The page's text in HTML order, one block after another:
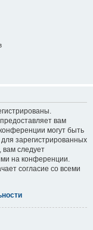
вам
могут быть
зарегистрированных
вам следует
на конференции.
согласие со всеми